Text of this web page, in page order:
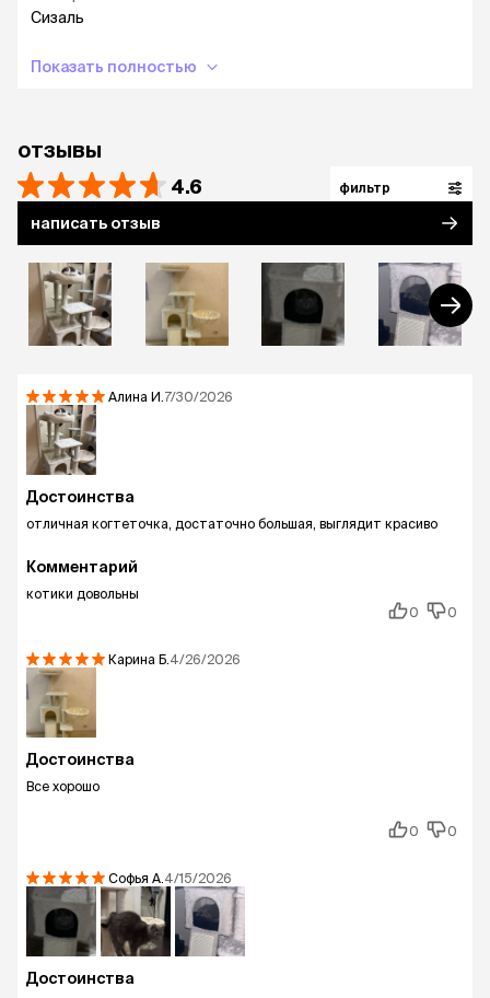
Сизаль
Показать полностью
отзывы
4.6 фильтр
написать отзыв
Алина И. 7/30/2026
Достоинства
отличная когтеточка, достаточно большая, выглядит красиво
Комментарий
котики довольны
0
0
Карина Б. 4/26/2026
Достоинства
Все хорошо
0 0
Софья А. 4/15/2026
Достоинства